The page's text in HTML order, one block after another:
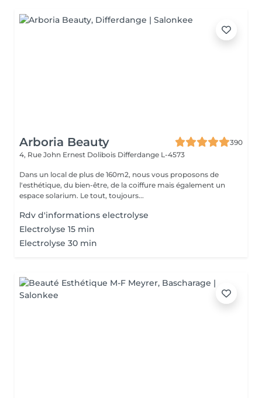
Arboria Beauty
390
4, Rue John Ernest Dolibois Differdange L-4573
Dans un local de plus de 160m2, nous vous proposons de
l'esthétique, du bien-être, de la coiffure mais également un
espace solarium. Le tout, toujours...
Rdv d'informations electrolyse
Electrolyse 15 min
Electrolyse 30 min